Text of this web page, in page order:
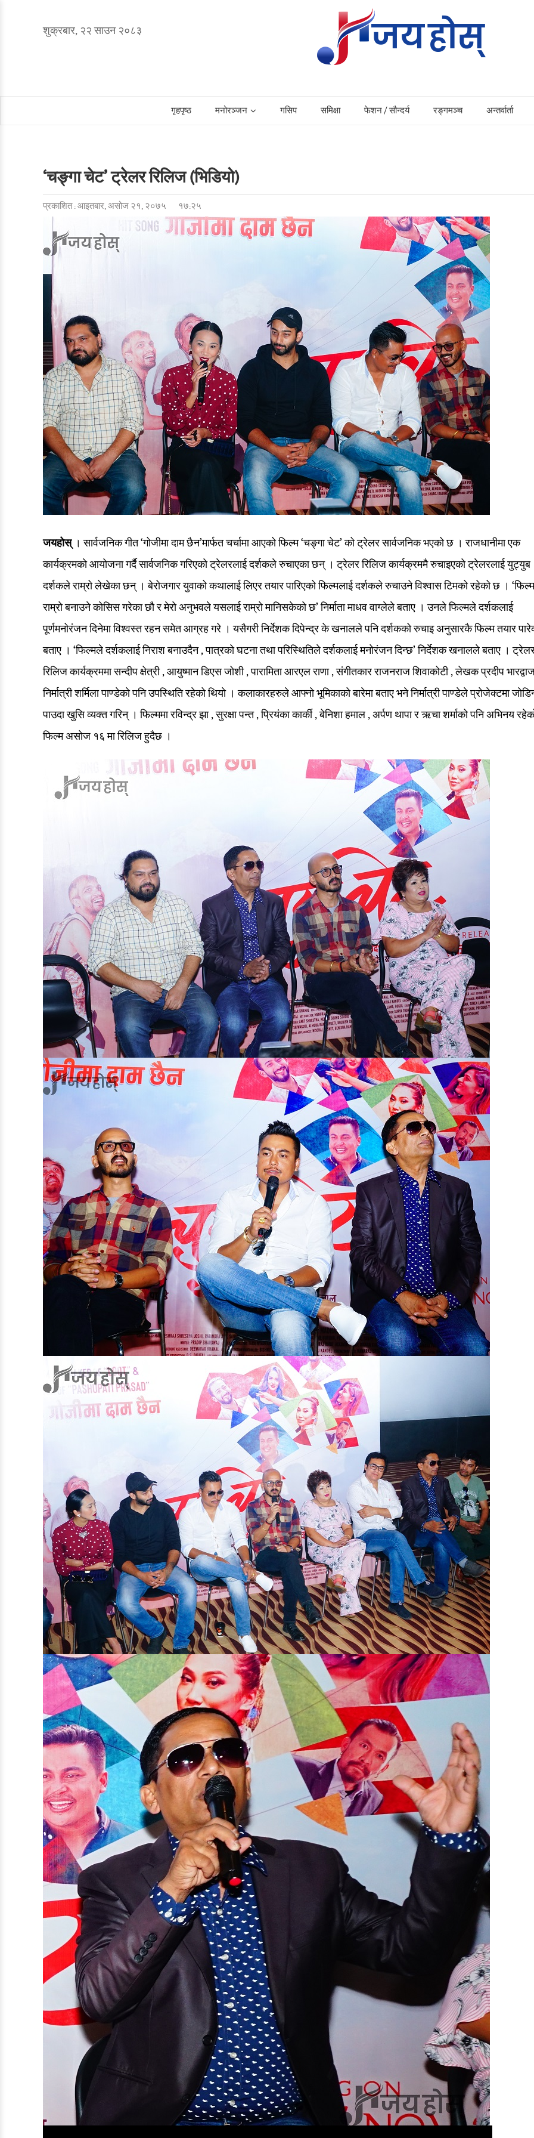
शुक्रबार, २२ साउन २०८३
गृहपृष्ठ मनोरञ्जन गसिप समिक्षा फेशन / सौन्दर्य रङ्गमञ्च अन्तर्वार्ता
‘चङ्गा चेट’ ट्रेलर रिलिज (भिडियो)
प्रकाशित : आइतबार, असोज २१, २०७५ १७:२५
जयहोस् । सार्वजनिक गीत ‘गोजीमा दाम छैन’मार्फत चर्चामा आएको फिल्म ‘चङ्गा चेट’ को ट्रेलर सार्वजनिक भएको छ । राजधानीमा एक
कार्यक्रमको आयोजना गर्दै सार्वजनिक गरिएको ट्रेलरलाई दर्शकले रुचाएका छन् । ट्रेलर रिलिज कार्यक्रममै रुचाइएको ट्रेलरलाई युट्युब
दर्शकले राम्रो लेखेका छन् । बेरोजगार युवाको कथालाई लिएर तयार पारिएको फिल्मलाई दर्शकले रुचाउने विश्वास टिमको रहेको छ ।
राम्रो बनाउने कोसिस गरेका छौ र मेरो अनुभवले यसलाई राम्रो मानिसकेको छ’ निर्माता माधव वाग्लेले बताए । उनले फिल्मले दर्शकलाई
पूर्णमनोरंजन दिनेमा विश्वस्त रहन समेत आग्रह गरे । यसैगरी निर्देशक दिपेन्द्र के खनालले पनि दर्शकको रुचाइ अनुसारकै फिल्म तयार
बताए । ‘फिल्मले दर्शकलाई निराश बनाउदैन , पात्रको घटना तथा परिस्थितिले दर्शकलाई मनोरंजन दिन्छ’ निर्देशक खनालले बताए ।
रिलिज कार्यक्रममा सन्दीप क्षेत्री , आयुष्मान डिएस जोशी , पारामिता आरएल राणा , संगीतकार राजनराज शिवाकोटी , लेखक प्रदीप
निर्मात्री शर्मिला पाण्डेको पनि उपस्थिति रहेको थियो । कलाकारहरुले आफ्नो भूमिकाको बारेमा बताए भने निर्मात्री पाण्डेले प्रोजेक्टमा
पाउदा खुसि व्यक्त गरिन् । फिल्ममा रविन्द्र झा , सुरक्षा पन्त , प्रियंका कार्की , बेनिशा हमाल , अर्पण थापा र ऋचा शर्माको पनि अभिनय
फिल्म असोज १६ मा रिलिज हुदैछ ।